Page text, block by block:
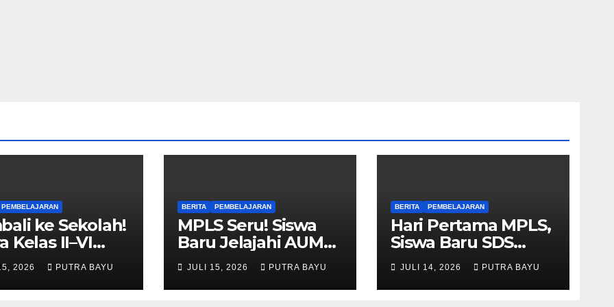
PEMBELAJARAN
ke Sekolah!
Kelas II–VI
Tahun Ajaran
2026 PUTRA BAYU
BERITA PEMBELAJARAN
MPLS Seru! Siswa
Baru Jelajahi AUM
Cileungsi
JULI 15, 2026 PUTRA BAYU
BERITA PEMBELAJARAN
Hari Pertama MPLS,
Siswa Baru SDS
Muhammadiyah 03
Cileungsi Antusias
Ikuti Berbagai
JULI 14, 2026 PUTRA BAYU